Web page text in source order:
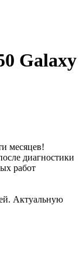
Galaxy
месяцев!
диагностики
работ
Актуальную